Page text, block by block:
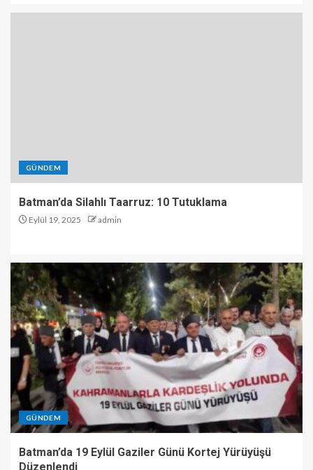
GÜNDEM
Batman’da Silahlı Taarruz: 10 Tutuklama
Eylül 19, 2025 admin
GÜNDEM
Batman’da 19 Eylül Gaziler Günü Kortej Yürüyüşü
Düzenlendi